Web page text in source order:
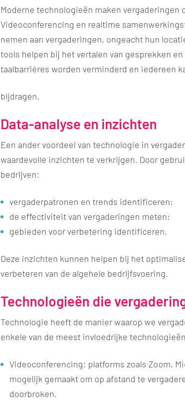
Moderne technologieën maken vergaderingen
Videoconferencing en realtime
nemen aan vergaderingen, ongeacht hun
tools helpen bij het vertalen van gesprekken
taalbarrières worden verminderd en iedereen
bijdragen.
Data-analyse en inzichten
Een ander voordeel van technologie in
waardevolle inzichten te verkrijgen. Door
bedrijven:
​​vergaderpatronen en trends identificeren;
de effectiviteit van vergaderingen meten;
gebieden voor verbetering identificeren.
Deze inzichten kunnen helpen bij het
verbeteren van de algehele bedrijfsvoering.
Technologieën die
Technologie heeft de manier waarop we
enkele van de meest invloedrijke
​Videoconferencing: platforms zoals Zoom,
mogelijk gemaakt om op afstand te
doorbroken.